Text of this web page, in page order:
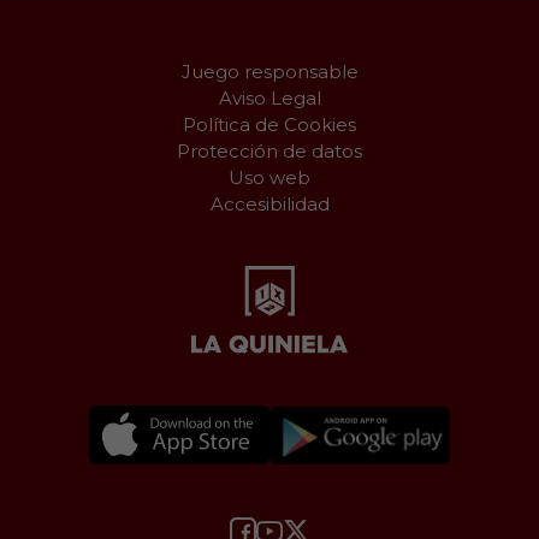
Juego responsable
Aviso Legal
Política de Cookies
Protección de datos
Uso web
Accesibilidad